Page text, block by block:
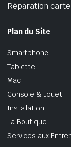
Réparation
Plan du Site
Smartphone
Tablette
Mac
Console & Jouet
Installation
La Boutique
Services aux